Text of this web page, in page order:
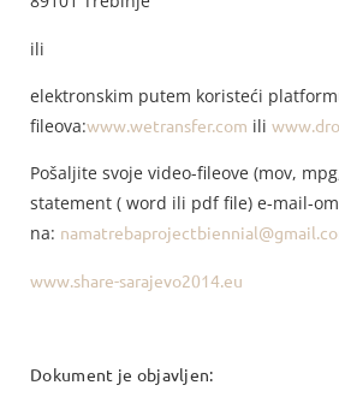
ili
elektronskim putem koristeći
fileova:www.wetransfer.com ili
Pošaljite svoje video-fileove (mov,
statement ( word ili pdf file) e-mail-om
na:
www.share-sarajevo2014.eu
Dokument je objavljen: